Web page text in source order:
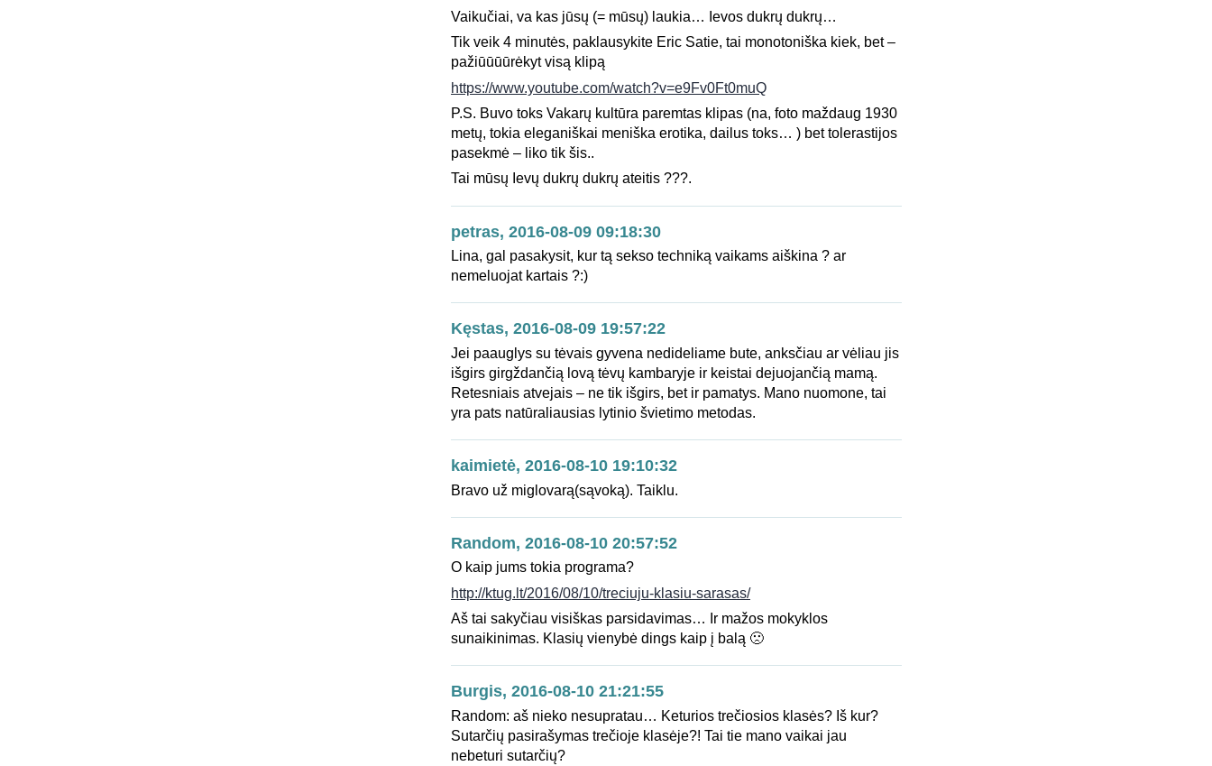
Vaikučiai, va kas jūsų (= mūsų) laukia… Ievos dukrų dukrų…
Tik veik 4 minutės, paklausykite Eric Satie, tai monotoniška kiek, bet –
pažiūūūūrėkyt visą klipą
https://www.youtube.com/watch?v=e9Fv0Ft0muQ
P.S. Buvo toks Vakarų kultūra paremtas klipas (na, foto maždaug 1930
metų, tokia eleganiškai meniška erotika, dailus toks… ) bet tolerastijos
pasekmė – liko tik šis..
Tai mūsų Ievų dukrų dukrų ateitis ???.
petras, 2016-08-09 09:18:30
Lina, gal pasakysit, kur tą sekso techniką vaikams aiškina ? ar
nemeluojat kartais ?:)
Kęstas, 2016-08-09 19:57:22
Jei paauglys su tėvais gyvena nedideliame bute, anksčiau ar vėliau jis
išgirs girgždančią lovą tėvų kambaryje ir keistai dejuojančią mamą.
Retesniais atvejais – ne tik išgirs, bet ir pamatys. Mano nuomone, tai
yra pats natūraliausias lytinio švietimo metodas.
kaimietė, 2016-08-10 19:10:32
Bravo už miglovarą(sąvoką). Taiklu.
Random, 2016-08-10 20:57:52
O kaip jums tokia programa?
http://ktug.lt/2016/08/10/treciuju-klasiu-sarasas/
Aš tai sakyčiau visiškas parsidavimas… Ir mažos mokyklos
sunaikinimas. Klasių vienybė dings kaip į balą 🙁
Burgis, 2016-08-10 21:21:55
Random: aš nieko nesupratau… Keturios trečiosios klasės? Iš kur?
Sutarčių pasirašymas trečioje klasėje?! Tai tie mano vaikai jau
nebeturi sutarčių?